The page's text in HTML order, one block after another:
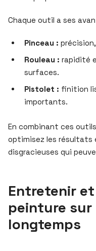
Chaque outil a ses
Pinceau :
Rouleau : rapidité
surfaces.
Pistolet : finition
importants.
En combinant ces
optimisez les résultats
disgracieuses qui
Entretenir
peinture
longtemps